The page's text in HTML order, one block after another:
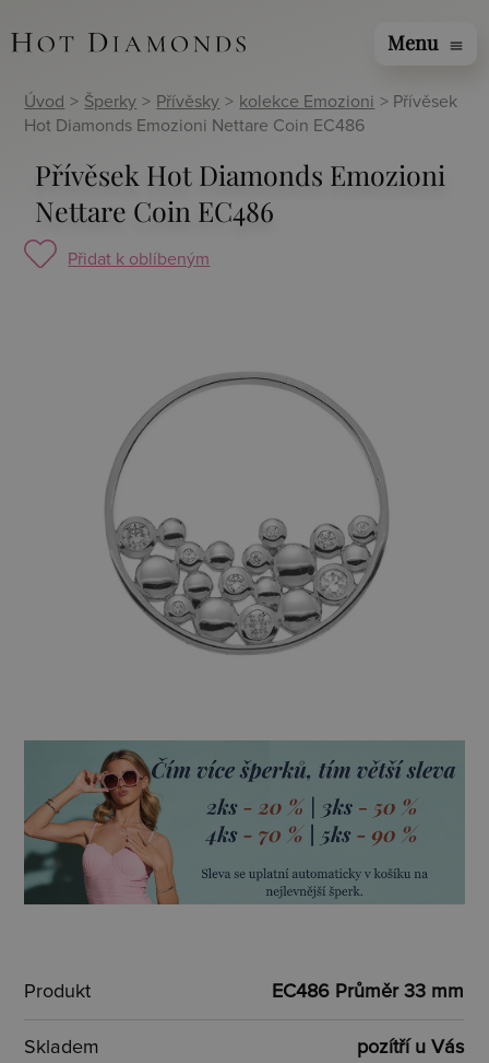
Menu menu
Úvod > Šperky > Přívěsky > kolekce Emozioni > Přívěsek
Hot Diamonds Emozioni Nettare Coin EC486
Přívěsek Hot Diamonds Emozioni
Nettare Coin EC486
Přidat k oblíbeným
Produkt EC486 Průměr 33 mm
Skladem pozítří u Vás